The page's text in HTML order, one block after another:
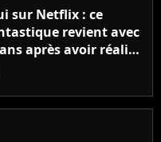
sur Netflix : ce
revient avec
après avoir réalisé
vues et régné 6
le Top 10